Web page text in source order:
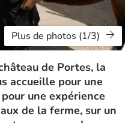
Plus de photos (1/3)
de Portes, la
accueille pour une
une expérience
de la ferme, sur un